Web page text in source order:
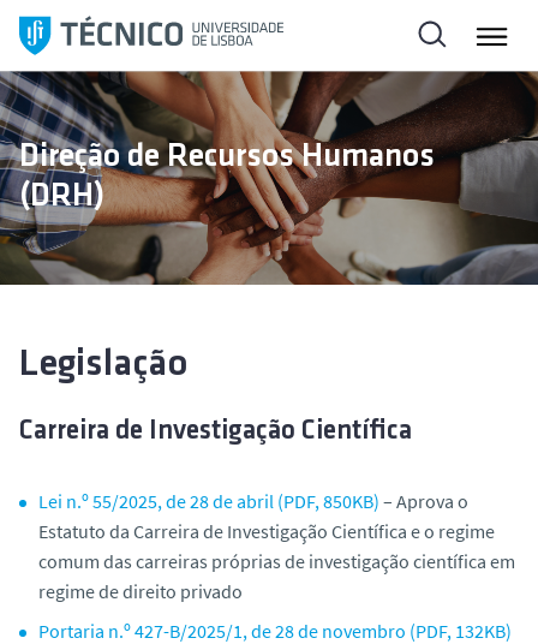
l
t
a
r
p
a
a
Direção de Recursos Humanos
(DRH)
Legislação
Carreira de Investigação Científica
Lei n.º 55/2025, de 28 de abril (PDF, 850KB) – Aprova o
Estatuto da Carreira de Investigação Científica e o regime
comum das carreiras próprias de investigação científica em
regime de direito privado
Portaria n.º 427-B/2025/1, de 28 de novembro (PDF, 132KB)